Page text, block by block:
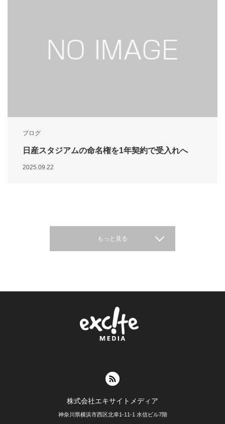
ブログ
日産スタジアムの命名権を1年契約で受入れへ
2025.09.22
もっと見る
株式会社エキサイトメディア
神奈川県横浜市西区北幸1-11-1 水信ビル7階